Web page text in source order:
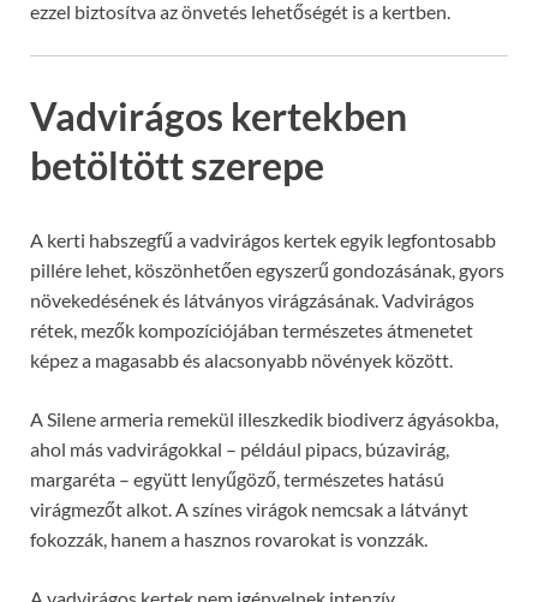
ezzel biztosítva az önvetés lehetőségét is a kertben.
Vadvirágos kertekben
betöltött szerepe
A kerti habszegfű a vadvirágos kertek egyik legfontosabb
pillére lehet, köszönhetően egyszerű gondozásának, gyors
növekedésének és látványos virágzásának. Vadvirágos
rétek, mezők kompozíciójában természetes átmenetet
képez a magasabb és alacsonyabb növények között.
A Silene armeria remekül illeszkedik biodiverz ágyásokba,
ahol más vadvirágokkal – például pipacs, búzavirág,
margaréta – együtt lenyűgöző, természetes hatású
virágmezőt alkot. A színes virágok nemcsak a látványt
fokozzák, hanem a hasznos rovarokat is vonzzák.